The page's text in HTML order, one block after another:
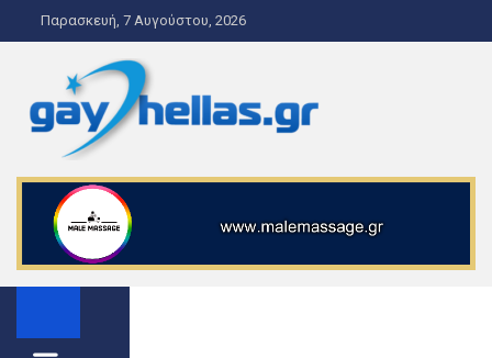
k
e
Παρασκευή, 7 Αυγούστου, 2026
gayhellas.gr – lgbt news and
guide
lgbt news & guide